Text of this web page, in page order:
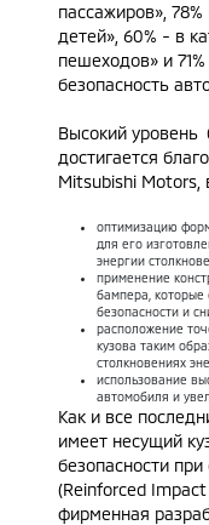
пассажиров»,
детей», 60% - в
пешеходов» и
безопасность
Высокий уровень
достигается
Mitsubishi
оптимизацию
для его
энергии
применение
бампера, которые
безопасности и
расположение
кузова таким
столкновениях
использование
автомобиля и
Как и все
имеет несущий
безопасности при
(Reinforced
фирменная